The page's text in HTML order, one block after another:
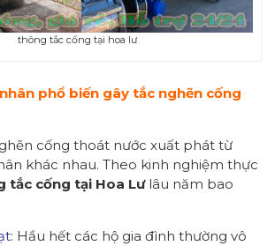
thông tắc cống tại hoa lư
phổ biến gây tắc nghẽn cống
cống thoát nước xuất phát từ
khác nhau. Theo kinh nghiệm thực
tắc cống tại Hoa Lưlâu năm bao
Hầu hết các hộ gia đình thường vô